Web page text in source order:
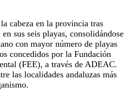
cabeza en la provincia tras
sus seis playas, consolidándose
con mayor número de playas
concedidos por la Fundación
(FEE), a través de ADEAC.
las localidades andaluzas más